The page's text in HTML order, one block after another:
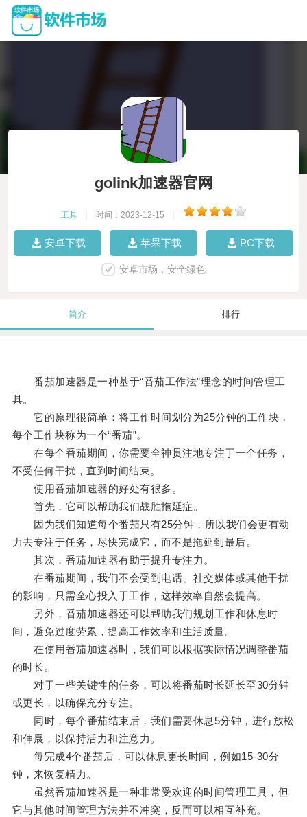
golink加速器官网
工具 时间：2023-12-15
安卓下载 苹果下载 PC下载
安卓市场，安全绿色
简介 排行
番茄加速器是一种基于“番茄工作法”理念的时间管理工
具。
它的原理很简单：将工作时间划分为25分钟的工作块，
每个工作块称为一个“番茄”。
在每个番茄期间，你需要全神贯注地专注于一个任务，
不受任何干扰，直到时间结束。
使用番茄加速器的好处有很多。
首先，它可以帮助我们战胜拖延症。
因为我们知道每个番茄只有25分钟，所以我们会更有动
力去专注于任务，尽快完成它，而不是拖延到最后。
其次，番茄加速器有助于提升专注力。
在番茄期间，我们不会受到电话、社交媒体或其他干扰
的影响，只需全心投入于工作，这样效率自然会提高。
另外，番茄加速器还可以帮助我们规划工作和休息时
间，避免过度劳累，提高工作效率和生活质量。
在使用番茄加速器时，我们可以根据实际情况调整番茄
的时长。
对于一些关键性的任务，可以将番茄时长延长至30分钟
或更长，以确保充分专注。
同时，每个番茄结束后，我们需要休息5分钟，进行放松
和伸展，以保持活力和注意力。
每完成4个番茄后，可以休息更长时间，例如15-30分
钟，来恢复精力。
虽然番茄加速器是一种非常受欢迎的时间管理工具，但
它与其他时间管理方法并不冲突，反而可以相互补充。